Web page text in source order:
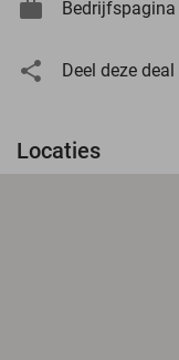
Bedrijfspagina
Deel deze deal
Locaties